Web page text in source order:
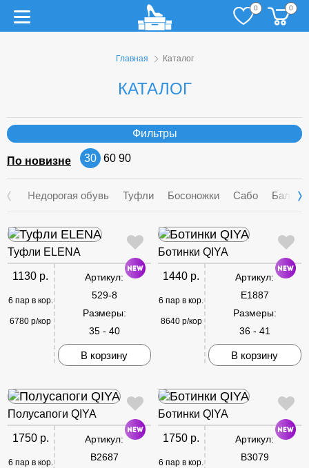
0 0
Главная Каталог
КАТАЛОГ
Фильтры
По новизне 30 60 90
Недорогая обувь Туфли Босоножки Сабо
Туфли ELENA
1130 р.
6 пар в кор.
6780 р/кор
Артикул:
529-8
Размеры:
35 - 40
В корзину
Ботинки QIYA
1440 р.
6 пар в кор.
8640 р/кор
Артикул:
E1887
Размеры:
36 - 41
В корзину
Полусапоги QIYA
1750 р.
6 пар в кор.
Артикул:
B2687
Ботинки QIYA
1750 р.
6 пар в кор.
Артикул:
B3079